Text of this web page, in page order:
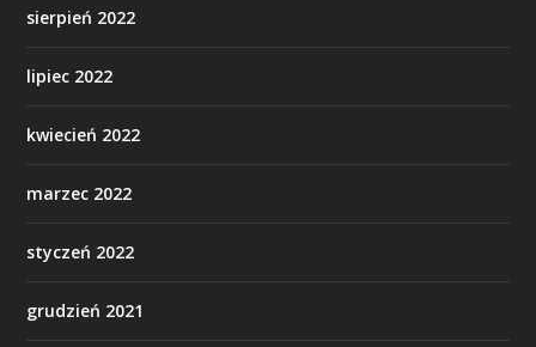
sierpień 2022
lipiec 2022
kwiecień 2022
marzec 2022
styczeń 2022
grudzień 2021